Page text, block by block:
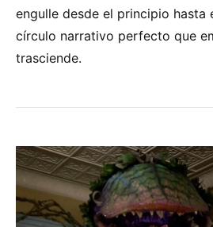
engulle desde el principio hasta
círculo narrativo perfecto que
trasciende.